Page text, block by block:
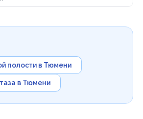
полости в Тюмени
в Тюмени